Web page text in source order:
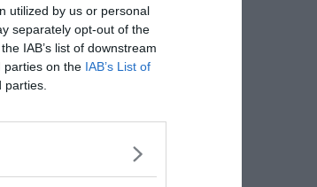
utilized by us or personal
separately opt-out of the
IAB’s list of downstream
parties on the IAB’s List of